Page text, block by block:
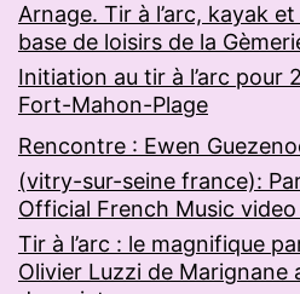
Arnage. Tir à l’arc, kayak
base de loisirs de la
Initiation au tir à l’arc pour
Fort-Mahon-Plage
Rencontre : Ewen
(vitry-sur-seine france):
Official French Music video
Tir à l’arc : le magnifique
Olivier Luzzi de Marignane